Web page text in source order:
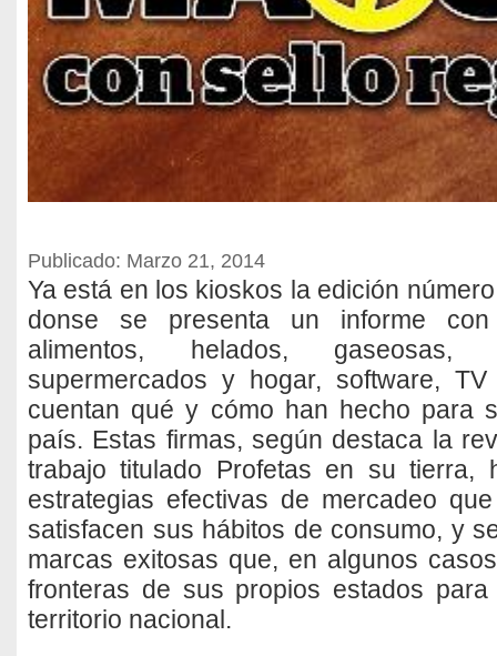
Publicado: Marzo 21, 2014
Ya está en los kioskos la edición
donse se presenta un informe
alimentos, helados, gaseosas,
supermercados y hogar, software,
cuentan qué y cómo han hecho para
país. Estas firmas, según destaca la
trabajo titulado Profetas en su tierra,
estrategias efectivas de mercadeo
satisfacen sus hábitos de consumo, y
marcas exitosas que, en algunos
fronteras de sus propios estados
territorio nacional.